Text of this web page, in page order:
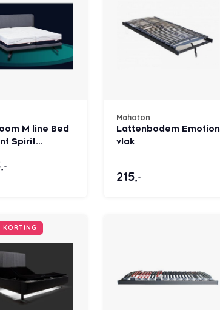
M line Bed
Spirit
Denim 153 /
Metallic
,-
Mahoton
Lattenbodem Emotion
vlak
215,-
KORTING